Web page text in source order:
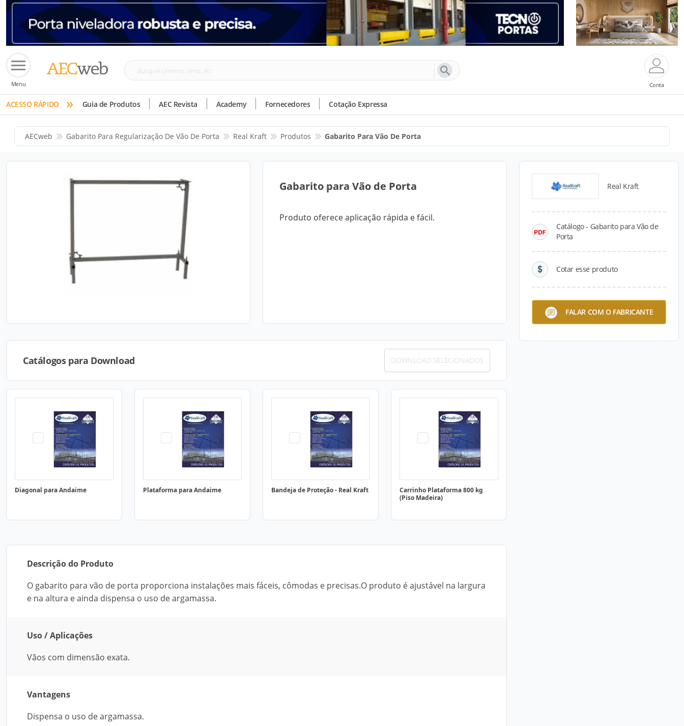
Menu
Busque
tinta,
etc
Conta
ACESSO RÁPIDO » Guia de Produtos AEC Revista Academy Fornecedores Cotação Expressa
AECweb Gabarito Para Regularização De Vão De Porta Real Kraft Produtos Gabarito Para Vão De Porta
Gabarito para Vão de Porta
Produto oferece aplicação rápida e fácil.
Real Kraft
Catálogo - Gabarito para Vão de
Porta
Cotar esse produto
FALAR COM O FABRICANTE
Catálogos para Download DOWNLOAD SELECIONADOS
Diagonal para Andaime Plataforma para Andaime Bandeja de Proteção - Real Kraft
Carrinho Plataforma 800 kg
(Piso Madeira)
Descrição do Produto
O gabarito para vão de porta proporciona instalações mais fáceis, cômodas e precisas.O produto é ajustável na largura
e na altura e ainda dispensa o uso de argamassa.
Uso / Aplicações
Vãos com dimensão exata.
Vantagens
Dispensa o uso de argamassa.